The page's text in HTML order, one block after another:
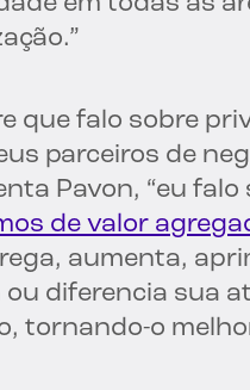
que falo sobre
parceiros de
Pavon, “eu falo
de valor
aumenta,
ou diferencia sua
tornando-o